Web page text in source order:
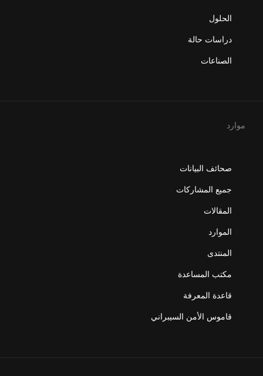
الحلول
دراسات حالة
الصناعات
موارد
صحائف البيانات
جميع المشاركات
المقالات
الموارد
المنتدى
مكتب المساعدة
قاعدة المعرفة
قاموس الأمن السيبراني